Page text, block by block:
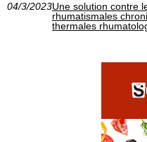
04/3/2023Une solution contre
rhumatismales
thermales